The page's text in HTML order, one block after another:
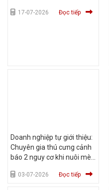
HCM17-07-2026 Đọc tiếp
Doanh nghiệp tự giới thiệu:
Chuyên gia thú cưng cảnh
báo 2 nguy cơ khi nuôi mèo
hè 03-07-2026 Đọc tiếp